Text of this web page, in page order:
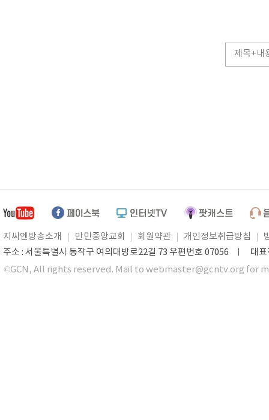
지씨엔방송소개 만민중앙교회 회원약관 개인정보취급방침
주소 : 서울특별시 동작구 여의대방로22길 73 우편번호 07056 ㅣ 대
©GCN, All rights reserved. Mail to webmaster@gcntv.org for